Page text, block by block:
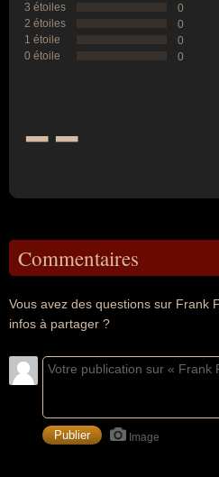
3 étoiles
0
2 étoiles
0
1 étoile
0
0 étoile
0
--
Commentaires
Vous avez des questions sur Frank
infos à partager ?
Image